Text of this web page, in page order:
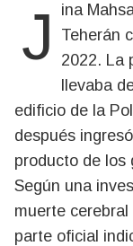
Jina Mahsa Amini caminaba por las calles de
Teherán
2022. La
llevaba
edificio de la
después
producto de los
Según una
muerte
parte oficial